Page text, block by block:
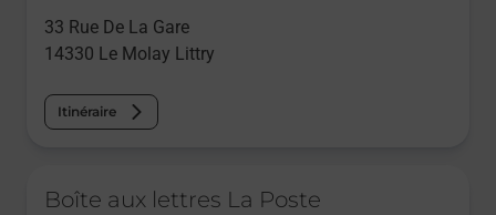
33 Rue De La Gare
14330 Le Molay Littry
Itinéraire
Boîte aux lettres La Poste